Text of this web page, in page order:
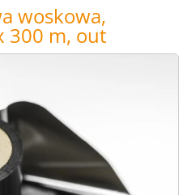
woskowa,
300 m, out